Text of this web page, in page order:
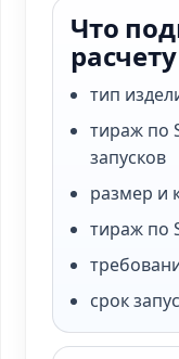
Что
расчету
тип
тираж по
запусков
размер и
тираж по
срок